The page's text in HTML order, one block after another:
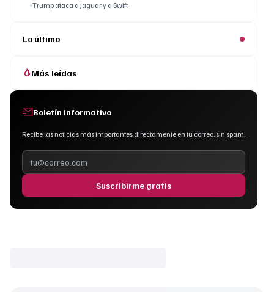
Trump ataca a Jaguar y a Swift
Lo último
Más leídas
Boletín informativo
Recibe las noticias más importantes directamente en tu correo, sin spam.
Suscribirme gratis